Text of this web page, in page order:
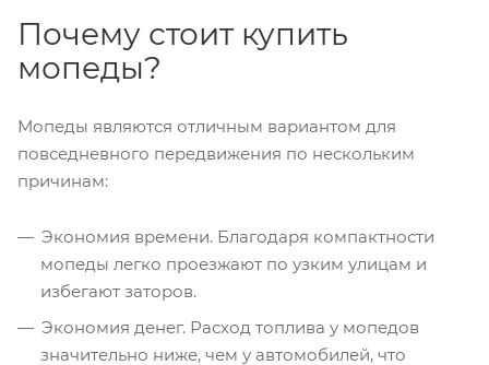
Почему стоит купить
мопеды?
Мопеды являются отличным вариантом для
повседневного передвижения по нескольким
причинам:
Экономия времени. Благодаря компактности
мопеды легко проезжают по узким улицам и
избегают заторов.
Экономия денег. Расход топлива у мопедов
значительно ниже, чем у автомобилей, что